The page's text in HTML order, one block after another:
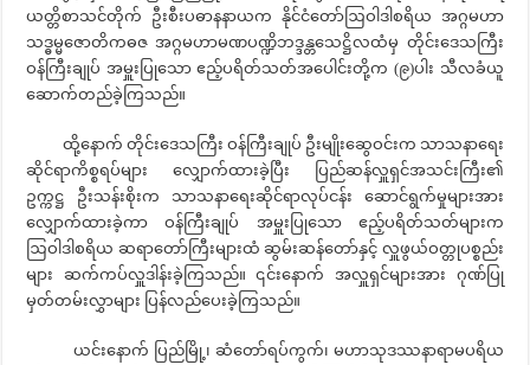
ယတ္တိစာသင်တိုက် ဦးစီးပဓာနနာယက နိုင်ငံတော်ဩဝါဒါစရိယ အဂ္ဂမဟာ
သဒ္ဓမ္မဇောတိကဓဇ အဂ္ဂမဟာမဏပဏ္ဍိဘဒ္ဒန္တသေဋ္ဌိလထံမှ တိုင်းဒေသကြီး
ဝန်ကြီးချုပ် အမှူးပြုသော ဧည့်ပရိတ်သတ်အပေါင်းတို့က (၉)ပါး သီလခံယူ
ဆောက်တည်ခဲ့ကြသည်။
ထို့နောက် တိုင်းဒေသကြီး ဝန်ကြီးချုပ် ဦးမျိုးဆွေဝင်းက သာသနာရေး
ဆိုင်ရာကိစ္စရပ်များ လျှောက်ထားခဲ့ပြီး ပြည်ဆန်လှူရှင်အသင်းကြီး၏
ဥက္ကဋ္ဌ ဦးသန်းစိုးက သာသနာရေးဆိုင်ရာလုပ်ငန်း ဆောင်ရွက်မှုများအား
လျှောက်ထားခဲ့ကာ ဝန်ကြီးချုပ် အမှူးပြုသော ဧည့်ပရိတ်သတ်များက
ဩဝါဒါစရိယ ဆရာတော်ကြီးများထံ ဆွမ်းဆန်တော်နှင့် လှူဖွယ်ဝတ္တုပစ္စည်း
များ ဆက်ကပ်လှူဒါန်းခဲ့ကြသည်။ ၎င်းနောက် အလှူရှင်များအား ဂုဏ်ပြု
မှတ်တမ်းလွှာများ ပြန်လည်ပေးခဲ့ကြသည်။
ယင်းနောက် ပြည်မြို့၊ ဆံတော်ရပ်ကွက်၊ မဟာသုဒဿနာရာမပရိယ